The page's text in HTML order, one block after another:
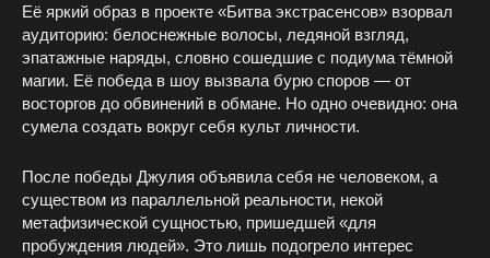
Её яркий образ в проекте «Битва экстрасенсов» взорвал
аудиторию: белоснежные волосы, ледяной взгляд,
эпатажные наряды, словно сошедшие с подиума тёмной
магии. Её победа в шоу вызвала бурю споров — от
восторгов до обвинений в обмане. Но одно очевидно: она
сумела создать вокруг себя культ личности.
После победы Джулия объявила себя не человеком, а
существом из параллельной реальности, некой
метафизической сущностью, пришедшей «для
пробуждения людей». Это лишь подогрело интерес